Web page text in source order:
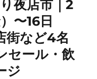
夜店市｜2
〜16日
街など4名
セール・飲
ジ